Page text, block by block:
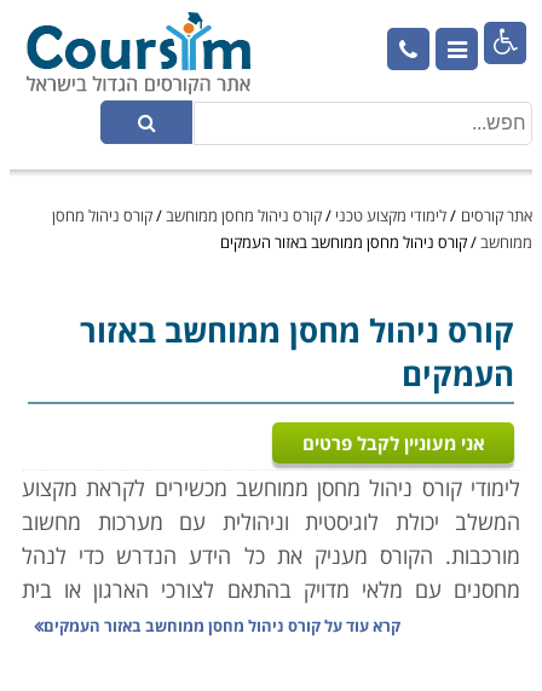

אתר קורסים /לימודי מקצוע טכני /קורס ניהול מחסן ממוחשב/קורס ניהול מחסן
ממוחשב/קורס ניהול מחסן ממוחשב באזור העמקים
קורס ניהול מחסן ממוחשב באזור
העמקים
אני מעוניין לקבל פרטים
לימודי קורס ניהול מחסן ממוחשב מכשירים לקראת מקצוע
המשלב יכולת לוגיסטית וניהולית עם מערכות מחשוב
מורכבות. הקורס מעניק את כל הידע הנדרש כדי לנהל
מחסנים עם מלאי מדויק בהתאם לצורכי הארגון או בית
העסק, סחר יבוא ויצוא, מעקב אחר סחורות נכנסות ויוצאות
קרא עוד עלקורס ניהול מחסן ממוחשב באזור העמקים